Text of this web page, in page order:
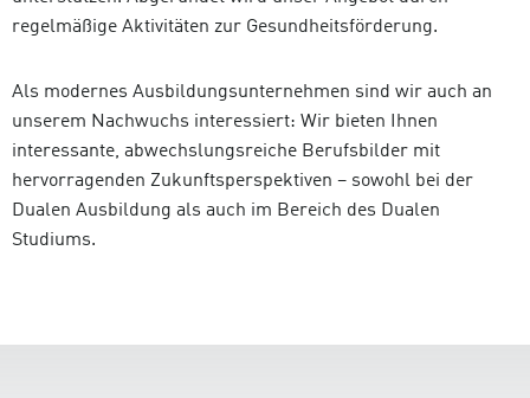
regelmäßige Aktivitäten zur Gesundheitsförderung.
Als modernes Ausbildungsunternehmen sind wir auch an
unserem Nachwuchs interessiert: Wir bieten Ihnen
interessante, abwechslungsreiche Berufsbilder mit
hervorragenden Zukunftsperspektiven – sowohl bei der
Dualen Ausbildung als auch im Bereich des Dualen
Studiums.